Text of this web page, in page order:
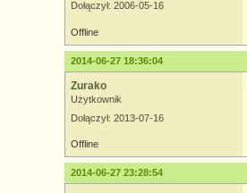
Dołączył: 2006-05-16
Offline
2014-06-27 18:36:04
Zurako
Użytkownik
Dołączył: 2013-07-16
Offline
2014-06-27 23:28:54